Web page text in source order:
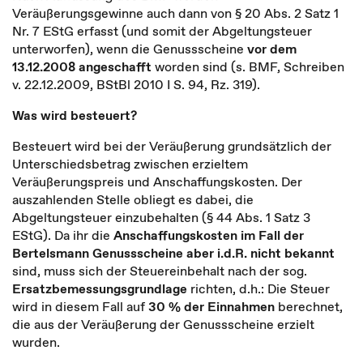
Veräußerungsgewinne auch dann von § 20 Abs. 2 Satz 1
Nr. 7 EStG erfasst (und somit der Abgeltungsteuer
unterworfen), wenn die Genussscheine vor dem
13.12.2008 angeschafft worden sind (s. BMF, Schreiben
v. 22.12.2009, BStBl 2010 I S. 94, Rz. 319).
Was wird besteuert?
Besteuert wird bei der Veräußerung grundsätzlich der
Unterschiedsbetrag zwischen erzieltem
Veräußerungspreis und Anschaffungskosten. Der
auszahlenden Stelle obliegt es dabei, die
Abgeltungsteuer einzubehalten (§ 44 Abs. 1 Satz 3
EStG). Da ihr die Anschaffungskosten im Fall der
Bertelsmann Genussscheine aber i.d.R. nicht bekannt
sind, muss sich der Steuereinbehalt nach der sog.
Ersatzbemessungsgrundlage richten, d.h.: Die Steuer
wird in diesem Fall auf30 % der Einnahmen berechnet,
die aus der Veräußerung der Genussscheine erzielt
wurden.